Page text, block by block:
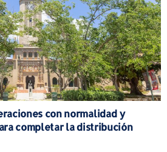
con normalidad y
completar la distribución